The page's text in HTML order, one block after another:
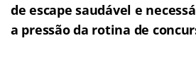
de escape saudável e
a pressão da rotina de